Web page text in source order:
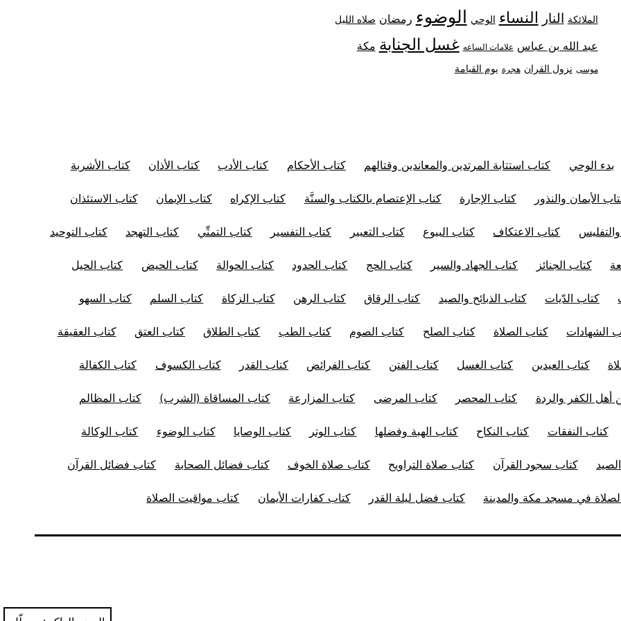
الملائكة النار النساء الوحي الوضوء رمضان صلاه الليل
عبد الله بن عباس علامات الساعه غسل الجنابة مكة
موسى نزول القران هجرة يوم القيامة
بدء الوحي كتاب استتابة المرتدين والمعاندين وقتالهم كتاب الأحكام كتاب الأدب كتاب الأذان كتاب الأشربة
الأيمان والنذور كتاب الإجارة كتاب الإعتصام بالكتاب والسنَّة كتاب الإكراه كتاب الإيمان كتاب الاستئذان
كتاب الاعتكاف كتاب البيوع كتاب التعبير كتاب التفسير كتاب التمنِّي كتاب التهجد كتاب التوحيد
كتاب الجنائز كتاب الجهاد والسير كتاب الحج كتاب الحدود كتاب الحوالة كتاب الحيض كتاب الحيل
كتاب الدّيات كتاب الذبائح والصيد كتاب الرقاق كتاب الرهن كتاب الزكاة كتاب السلم كتاب السهو
الشهادات كتاب الصلاة كتاب الصلح كتاب الصوم كتاب الطب كتاب الطلاق كتاب العتق كتاب العقيقة
كتاب العيدين كتاب الغسل كتاب الفتن كتاب الفرائض كتاب القدر كتاب الكسوف كتاب الكفالة
أهل الكفر والردة كتاب المحصر كتاب المرضى كتاب المزارعة كتاب المساقاة (الشرب) كتاب المظالم
كتاب النفقات كتاب النكاح كتاب الهبة وفضلها كتاب الوتر كتاب الوصايا كتاب الوضوء كتاب الوكالة
كتاب سجود القرآن كتاب صلاة التراويح كتاب صلاة الخوف كتاب فضائل الصحابة كتاب فضائل القرآن
في مسجد مكة والمدينة كتاب فضل ليلة القدر كتاب كفارات الأيمان كتاب مواقيت الصلاة